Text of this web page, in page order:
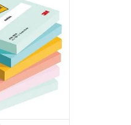
x 76 mm 100vel
AAN